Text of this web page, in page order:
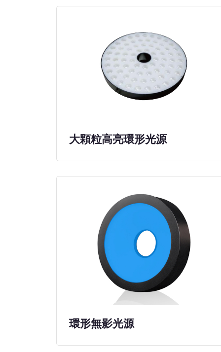
大顆粒高亮環形光源
環形無影光源